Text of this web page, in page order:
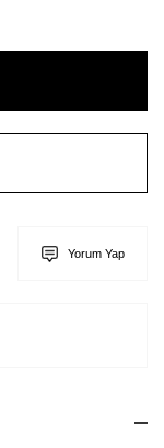
Yorum Yap